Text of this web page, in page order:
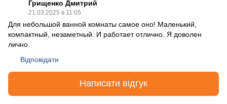
Грищенко Дмитрий
21.03.2025 в 11:05
Для небольшой ванной комнаты самое оно! Маленький,
компактный, незаметный. И работает отлично. Я доволен
лично.
Відповідати
Написати відгук